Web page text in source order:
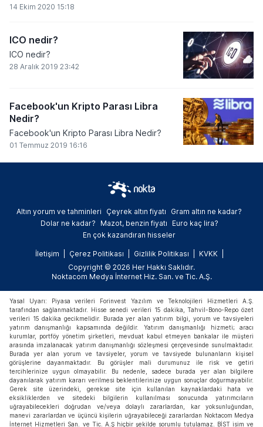
14 Ekim 2020 15:18
ICO nedir?
ICO nedir?
28 Aralık 2019 23:42
Facebook'un Kripto Parası Libra
Nedir?
Facebook'un Kripto Parası Libra Nedir?
01 Temmuz 2019 16:16
Altın yorum ve tahminleri Çeyrek altın fiyatı
Gram altın ne kadar?
Dolar ne kadar?
Mazot, benzin fiyatı
Euro kaç lira?
En çok kazandıran hisseler
İletişim Çerez Politikası Gizlilik Politikası
KVKK
Copyright © 2026 Her Hakkı Saklıdır.
Noktacom Medya İnternet Hiz. San. ve Tic. A.Ş.
Yasal Uyarı: Piyasa verileri Forinvest Yazılım ve Teknolojileri Hizmetleri A.Ş.
tarafından sağlanmaktadır. Hisse senedi verileri 15 dakika, Tahvil-Bono-Repo özet
verileri 15 dakika gecikmelidir. Burada yer alan yatırım bilgi, yorum ve tavsiyeleri
yatırım danışmanlığı kapsamında değildir. Yatırım danışmanlığı hizmeti; aracı
kurumlar, portföy yönetim şirketleri, mevduat kabul etmeyen bankalar ile müşteri
arasında imzalanacak yatırım danışmanlığı sözleşmesi çerçevesinde sunulmaktadır.
Burada yer alan yorum ve tavsiyeler, yorum ve tavsiyede bulunanların kişisel
görüşlerine dayanmaktadır. Bu görüşler mali durumunuz ile risk ve getiri
tercihlerinize uygun olmayabilir. Bu nedenle, sadece burada yer alan bilgilere
dayanılarak yatırım kararı verilmesi beklentilerinize uygun sonuçlar doğurmayabilir.
Gerek site üzerindeki, gerekse site için kullanılan kaynaklardaki hata ve
eksikliklerden ve sitedeki bilgilerin kullanılması sonucunda yatırımcıların
uğrayabilecekleri doğrudan ve/veya dolaylı zararlardan, kar yoksunluğundan,
manevi zararlardan ve üçüncü kişilerin uğrayabileceği zararlardan Noktacom Medya
İnternet Hizmetleri San. ve Tic. A.Ş hiçbir şekilde sorumlu tutulamaz. BİST isim ve